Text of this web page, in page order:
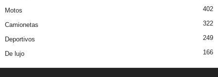
Motos 402
Camionetas 322
Deportivos 249
De lujo 166